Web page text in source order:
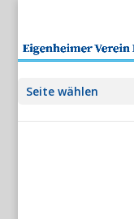
Seite wählen